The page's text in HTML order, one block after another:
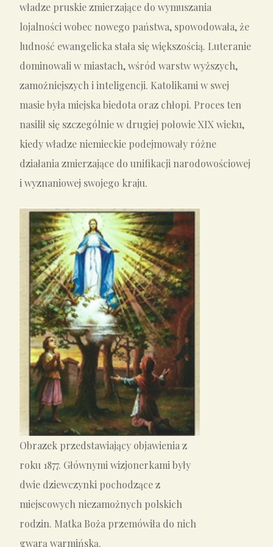
władze pruskie zmierzające do wymuszania
lojalności wobec nowego państwa, spowodowała, że
ludność ewangelicka stała się większością. Luteranie
dominowali w miastach, wśród warstw wyższych,
zamożniejszych i inteligencji. Katolikami w swej
masie była miejska biedota oraz chłopi. Proces ten
nasilił się szczególnie w drugiej połowie XIX wieku,
kiedy władze niemieckie podejmowały różne
działania zmierzające do unifikacji narodowościowej
i wyznaniowej swojego kraju.
Obrazek przedstawiający objawienia z
roku 1877. Głównymi wizjonerkami były
dwie dziewczynki pochodzące z
miejscowych niezamożnych polskich
rodzin. Matka Boża przemówiła do nich
gwarą warmińską.